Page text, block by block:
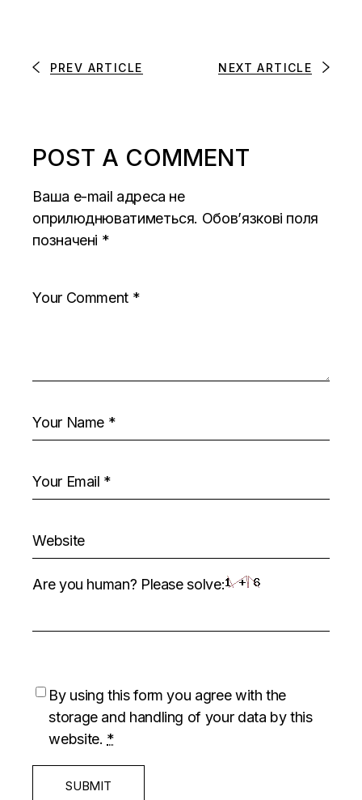
PREV ARTICLE NEXT ARTICLE
POST A COMMENT
Ваша e-mail адреса не
оприлюднюватиметься. Обов’язкові поля
позначені *
Are you human? Please solve:
By using this form you agree with the
storage and handling of your data by this
website. *
SUBMIT